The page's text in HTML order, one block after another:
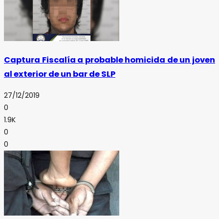
Captura Fiscalía a probable homicida de un joven
al exterior de un bar de SLP
27/12/2019
0
1.9K
0
0